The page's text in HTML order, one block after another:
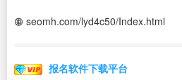
seomh.com/lyd4c50/Index.html
报名软件下载平台